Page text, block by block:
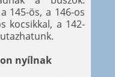
145-ös, a 146-os
kocsikkal, a 142-
nyílnak